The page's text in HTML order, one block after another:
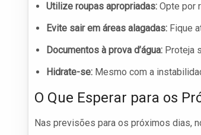
Utilize roupas apropriadas: Opte por
Evite sair em áreas alagadas: Fique
Documentos à prova d’água: Proteja
Hidrate-se: Mesmo com a
O Que Esperar para os
Nas previsões para os próximos dias,